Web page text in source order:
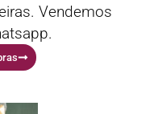
Vendemos